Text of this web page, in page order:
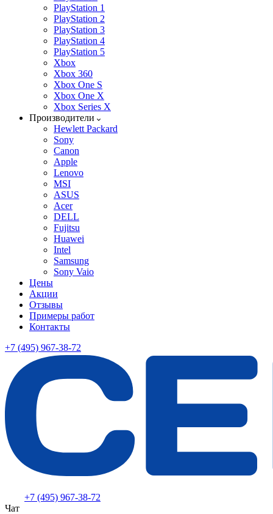
PlayStation 1
PlayStation 2
PlayStation 3
PlayStation 4
PlayStation 5
Xbox
Xbox 360
Xbox One S
Xbox One X
Xbox Series X
Производители
Hewlett Packard
Sony
Canon
Apple
Lenovo
MSI
ASUS
Acer
DELL
Fujitsu
Huawei
Intel
Samsung
Sony Vaio
Цены
Акции
Отзывы
Примеры работ
Контакты
+7 (495) 967-38-72
+7 (495) 967-38-72
Чат